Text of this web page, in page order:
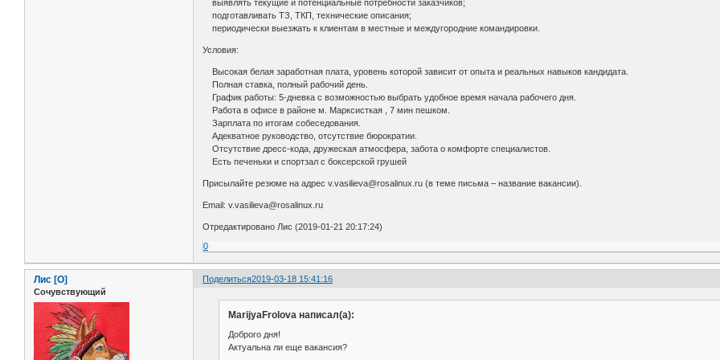
выявлять текущие и потенциальные потребности заказчиков;
подготавливать ТЗ, ТКП, технические описания;
периодически выезжать к клиентам в местные и междугородние командировки.
Условия:
Высокая белая заработная плата, уровень которой зависит от опыта и реальных навыков кандидата.
Полная ставка, полный рабочий день.
График работы: 5-дневка с возможностью выбрать удобное время начала рабочего дня.
Работа в офисе в районе м. Марксисткая , 7 мин пешком.
Зарплата по итогам собеседования.
Адекватное руководство, отсутствие бюрократии.
Отсутствие дресс-кода, дружеская атмосфера, забота о комфорте специалистов.
Есть печеньки и спортзал с боксерской грушей
Присылайте резюме на адрес v.vasilieva@rosalinux.ru (в теме письма – название вакансии).
Email: v.vasilieva@rosalinux.ru
Отредактировано Лис (2019-01-21 20:17:24)
0
Поделиться2019-03-18 15:41:16
Лис [О]
Сочувствующий
MarijyaFrolova написал(а):
Доброго дня!
Актуальна ли еще вакансия?